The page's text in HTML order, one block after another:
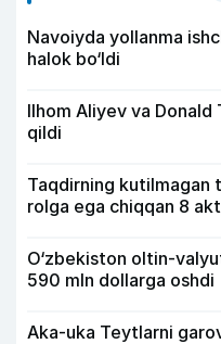
Navoiyda yollanma
halok bo‘ldi
Ilhom Aliyev va
qildi
Taqdirning kutilmagan
rolga ega chiqqan 8
O‘zbekiston oltin-
590 mln dollarga oshdi
Aka-uka Teytlarni